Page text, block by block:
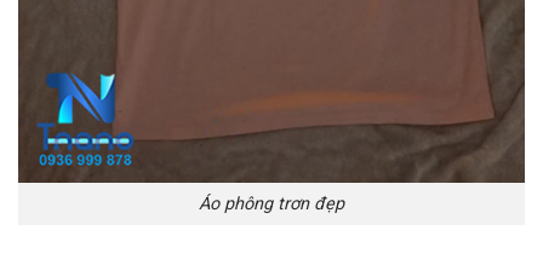
Áo phông trơn đẹp